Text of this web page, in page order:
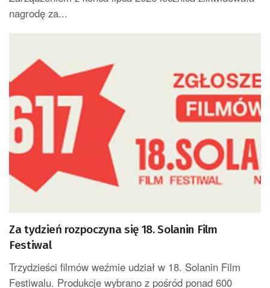
nagrodę za...
Za tydzień rozpoczyna się 18. Solanin Film
Festiwal
Trzydzieści filmów weźmie udział w 18. Solanin Film
Festiwalu. Produkcje wybrano z pośród ponad 600